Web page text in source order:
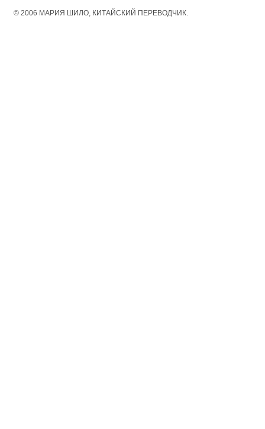
© 2006 МАРИЯ ШИЛО, КИТАЙСКИЙ ПЕРЕВОДЧИК.